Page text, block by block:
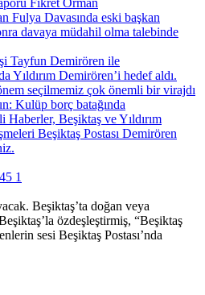
Beşiktaş’ta doğan veya
özdeşleştirmiş, “Beşiktaş
sesi Beşiktaş Postası’nda